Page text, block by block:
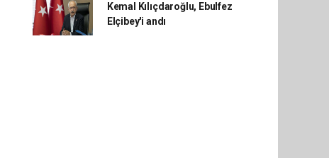
Kemal Kılıçdaroğlu, Ebulfez
Elçibey'i andı